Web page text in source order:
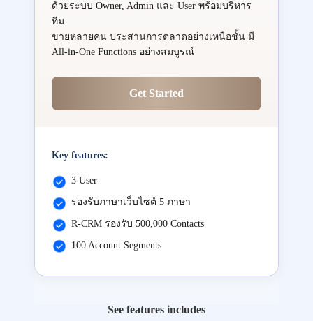
ด้วยระบบ Owner, Admin และ User พร้อมบริหาร
ทีม
ขายหลายคน ประสานการตลาดอย่างเหนือชั้น มี
All-in-One Functions อย่างสมบูรณ์
Get Started
Key features:
3 User
รองรับภาษาเว็บไซต์ 5 ภาษา
R-CRM รองรับ 500,000 Contacts
100 Account Segments
See features includes